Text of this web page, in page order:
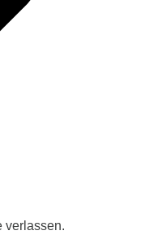
verlassen.